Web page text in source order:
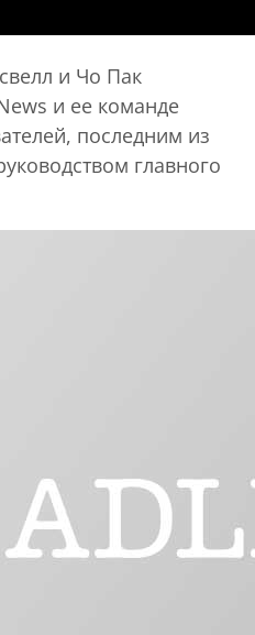
и Чо Пак
и ее команде
последним из
главного